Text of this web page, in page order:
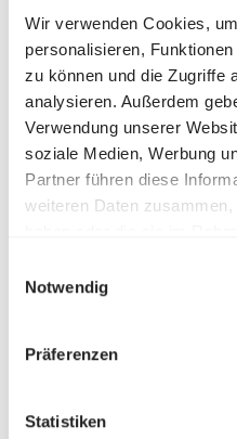
Wir verwenden Cookies,
personalisieren,
zu können und die Zugriffe
analysieren. Außerdem
Verwendung unserer
soziale Medien, Werbung
Partner führen diese
weiteren Daten
Notwendig
Präferenzen
Statistiken
Projektschwerpunkt
Nothilfe , Gesundheit,
Im Falle eine Therapie
Existenzminimum
Projektziel